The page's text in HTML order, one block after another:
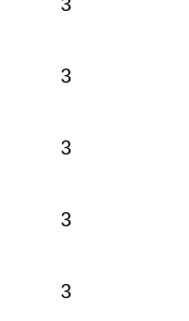
3
3
3
3